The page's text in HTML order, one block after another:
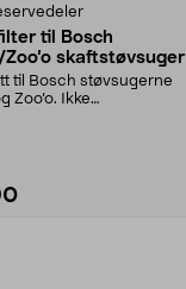
til Bosch
skaftstøvsuger
til Bosch støvsugerne
Zoo’o. Ikke